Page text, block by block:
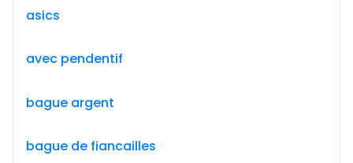
asics
avec pendentif
bague argent
bague de fiancailles